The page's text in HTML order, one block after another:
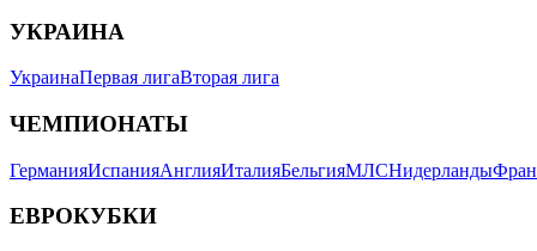
УКРАИНА
УкраинаПервая лигаВторая лига
ЧЕМПИОНАТЫ
ГерманияИспанияАнглияИталияБельгияМЛСНидерланды
ЕВРОКУБКИ